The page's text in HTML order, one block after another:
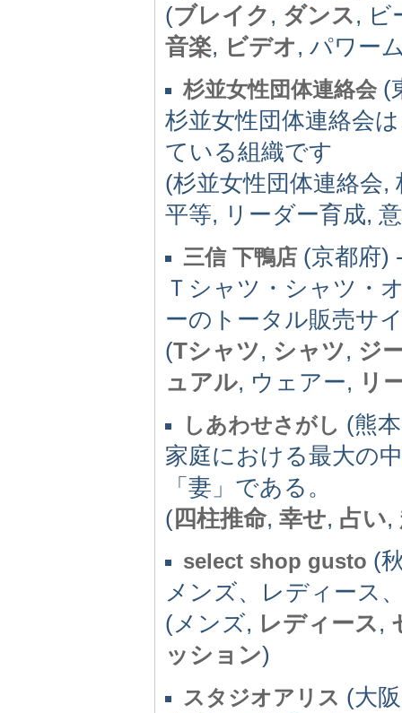
(ブレイク , ダンス, ビ
音楽, ビデオ, パワー
杉並女性団体連絡会(
杉並女性団体連絡会
ている組織です
(杉並女性団体連絡会,
平等, リーダー育成,
三信 下鴨店 (京都府)
Ｔシャツ・シャツ・
ーのトータル販売サ
(Tシャツ, シャツ, ジ
ュアル, ウェアー, リ
しあわせさがし (熊
家庭における最大の
「妻」である。
( 四柱推命, 幸せ, 占い,
select shop gusto (
メンズ、レディース
(メンズ, レディース,
ッション)
スタジオアリス (大